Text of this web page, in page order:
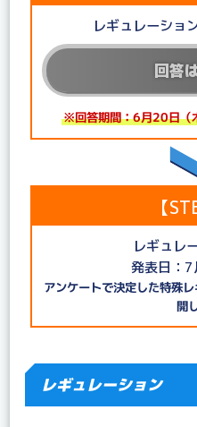
レギュレーショ
回答
※回答期間：6月20日（
【
レギュレ
発表日：7
アンケートで決定した特殊
開
レギュレーション